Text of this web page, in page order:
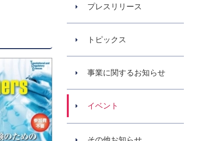
プレスリリース
トピックス
事業に関するお知らせ
イベント